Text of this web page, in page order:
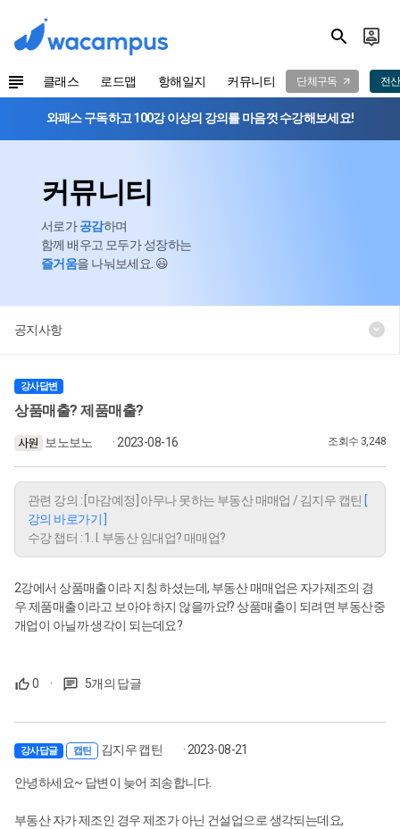
클래스 로드맵 항해일지 커뮤니티 단체구독 전
와패스 구독하고 100강 이상의 강의를 마음껏 수강해보세요!
커뮤니티
서로가공감하며
함께 배우고 모두가 성장하는
즐거움을 나눠보세요. 😃
공지사항
강사답변
상품매출? 제품매출?
보노보노 · 2023-08-16 조회수 3,248
관련 강의 : [마감예정] 아무나 못하는 부동산 매매업 / 김지우 캡틴 [
강의 바로가기 ]
수강 챕터 : 1. I. 부동산 임대업? 매매업?
2강에서 상품매출이라 지칭 하셨는데, 부동산 매매업은 자가제조의 경
우 제품매출이라고 보아야 하지 않을까요!? 상품매출이 되려면 부동산중
개업이 아닐까 생각이 되는데요?
0 · 5개의 답글
강사답글 캡틴 김지우 캡틴 · 2023-08-21
안녕하세요~ 답변이 늦어 죄송합니다.
부동산 자가 제조인 경우 제조가 아닌 건설업으로 생각되는데요,